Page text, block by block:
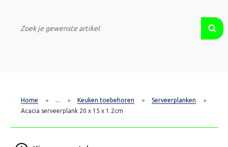
Custom Made Projecten
Home > ... > Keuken toebehoren > Serveerplanken >
Acacia serveerplank 20 x 15 x 1.2cm